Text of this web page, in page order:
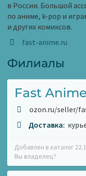
в России. Большой
по аниме, k-pop и
и других комиксов.
fast-anime.ru
Филиалы
Fast Anime
ozon.ru/seller/
Доставка:
Добавлен в каталог
Вы владелец?